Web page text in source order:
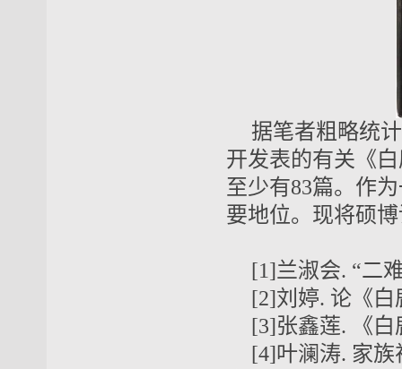
据笔者粗略统
开发表的有关《
至少有83篇。作
要地位。现将硕
[1]兰淑会. “二
[2]刘婷. 论《白
[3]张鑫莲. 《白
[4]叶澜涛. 家